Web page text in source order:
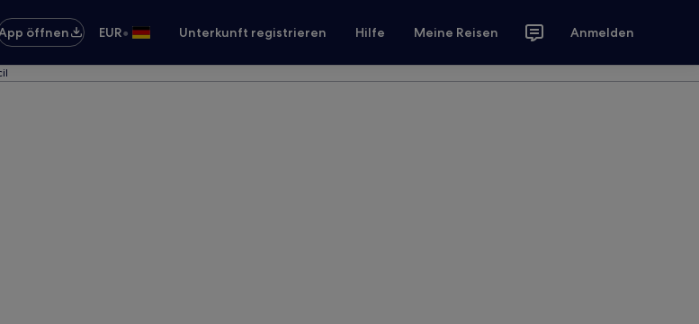
öffnen EUR• Unterkunft registrieren Hilfe Meine Reisen Anmelden